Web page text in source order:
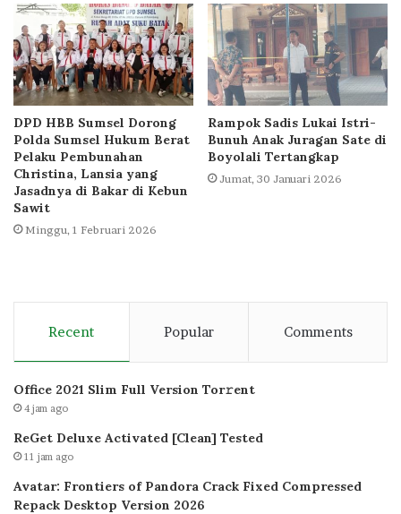
DPD HBB Sumsel Dorong
Polda Sumsel Hukum Berat
Pelaku Pembunahan
Christina, Lansia yang
Jasadnya di Bakar di Kebun
Sawit
Minggu, 1 Februari 2026
Rampok Sadis Lukai Istri-
Bunuh Anak Juragan Sate di
Boyolali Tertangkap
Jumat, 30 Januari 2026
Recent Popular Comments
Office 2021 Slim Full Version Tor𝚛ent
4 jam ago
ReGet Deluxe Activated [Clean] Tested
11 jam ago
Avatar: Frontiers of Pandora Crack Fixed Compressed
Repack Desktop Version 2026